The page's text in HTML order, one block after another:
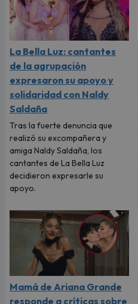
La Bella Luz: cantantes
de la agrupación
expresaron su apoyo y
solidaridad con Naldy
Saldaña
Tras la fuerte denuncia que
realizó su excompañera y
amiga Naldy Saldaña, los
cantantes de La Bella Luz
decidieron expresarle su
apoyo.
Mamá de Ariana Grande
responde a críticas sobre